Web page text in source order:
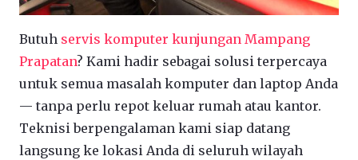
Butuh servis komputer kunjungan Mampang
Prapatan? Kami hadir sebagai solusi terpercaya
untuk semua masalah komputer dan laptop Anda
— tanpa perlu repot keluar rumah atau kantor.
Teknisi berpengalaman kami siap datang
langsung ke lokasi Anda di seluruh wilayah